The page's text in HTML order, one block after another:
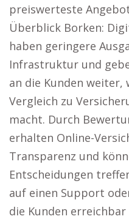
preiswerteste
Überblick Borken:
haben geringere
Infrastruktur und
an die Kunden weiter,
Vergleich zu
macht. Durch
erhalten Online-
Transparenz und
Entscheidungen
auf einen Support
die Kunden